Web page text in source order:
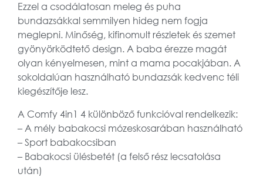
Ezzel a csodálatosan meleg és puha
bundazsákkal semmilyen hideg nem fogja
meglepni. Minőség, kifinomult részletek és szemet
gyönyörködtető design. A baba érezze magát
olyan kényelmesen, mint a mama pocakjában. A
sokoldalúan használható bundazsák kedvenc téli
kiegészítője lesz.
A Comfy 4in1 4 különböző funkcióval rendelkezik:
– A mély babakocsi mózeskosarában használható
– Sport babakocsiban
– Babakocsi ülésbetét (a felső rész lecsatolása
után)